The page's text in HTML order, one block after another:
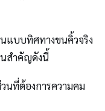
แบบทิศทางขนคิ้วจริง
สำคัญดังนี้
นที่ต้องการความคม